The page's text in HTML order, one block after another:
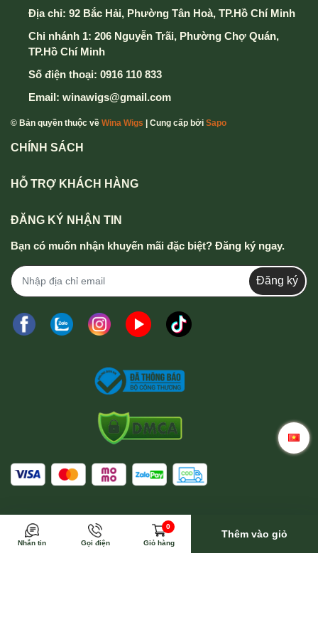
6. Cuối cùng chọn nút Xác Nhận Gửi Đơn hàng để
hoàn thành
hotline0916 110 833 - 0357 833 699
Trong trường hợp này Wina sẽ toàn bộ trả phí vận
chuyển
Địa chỉ: 92 Bắc Hải, Phường Tân Hoà, TP.Hồ Chí Minh
Chi nhánh 1: 206 Nguyễn Trãi, Phường Chợ Quán,
TP.Hồ Chí Minh
Số điện thoại: 0916 110 833
Email: winawigs@gmail.com
© Bản quyền thuộc về Wina Wigs | Cung cấp bởi Sapo
CHÍNH SÁCH
HỖ TRỢ KHÁCH HÀNG
ĐĂNG KÝ NHẬN TIN
Bạn có muốn nhận khuyến mãi đặc biệt? Đăng ký ngay.
Đăng ký
Nhắn tin Gọi điện
0
Giỏ hàng
Thêm vào giỏ